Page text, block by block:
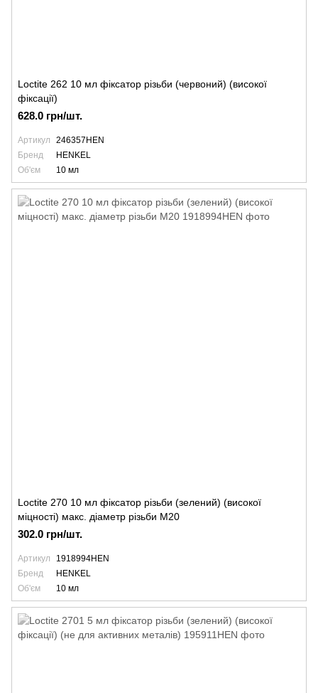
Loctite 262 10 мл фіксатор різьби (червоний) (високої
фіксації)
628.0 грн/шт.
Артикул
246357HEN
Бренд
HENKEL
Об'єм
10 мл
Loctite 270 10 мл фіксатор різьби (зелений) (високої
міцності) макс. діаметр різьби М20
302.0 грн/шт.
Артикул
1918994HEN
Бренд
HENKEL
Об'єм
10 мл